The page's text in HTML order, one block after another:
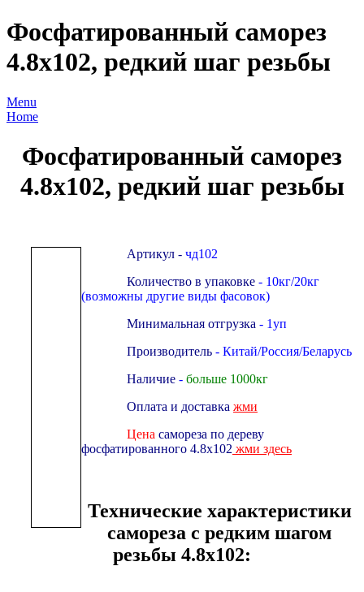
Фосфатированный саморез
4.8х102, редкий шаг резьбы
Menu
Home
Фосфатированный саморез
4.8х102, редкий шаг резьбы
Артикул - чд102
Количество в упаковке - 10кг/20кг
(возможны другие виды фасовок)
Минимальная отгрузка - 1уп
Производитель - Китай/Россия/Беларусь
Наличие - больше 1000кг
Оплата и доставка жми
Цена самореза по дереву
фосфатированного 4.8х102 жми здесь
Технические характеристики
самореза с редким шагом
резьбы 4.8х102: